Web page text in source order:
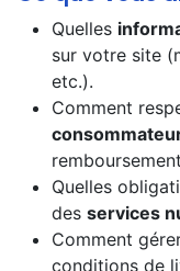
Quelles
sur votre site
etc.).
Comment
Quelles
des services
Comment
conditions de